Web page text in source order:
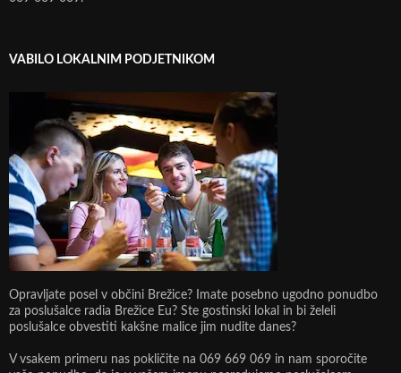
VABILO LOKALNIM PODJETNIKOM
Opravljate posel v občini Brežice? Imate posebno ugodno ponudbo
za poslušalce radia Brežice Eu? Ste gostinski lokal in bi želeli
poslušalce obvestiti kakšne malice jim nudite danes?
V vsakem primeru nas pokličite na 069 669 069 in nam sporočite